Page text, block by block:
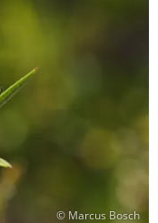
© Marcus Bosch